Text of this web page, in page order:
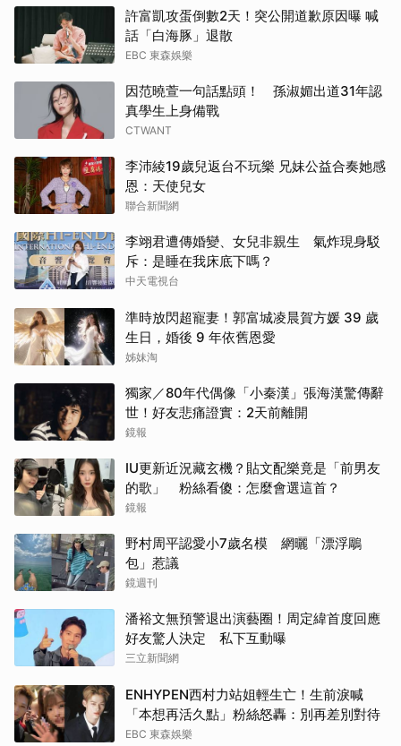
許富凱攻蛋倒數2天！突公開道歉原因曝 喊
話「白海豚」退散
EBC 東森娛樂
因范曉萱一句話點頭！ 孫淑媚出道31年認
真學生上身備戰
CTWANT
李沛綾19歲兒返台不玩樂 兄妹公益合奏她感
恩：天使兒女
聯合新聞網
李翊君遭傳婚變、女兒非親生 氣炸現身駁
斥：是睡在我床底下嗎？
中天電視台
準時放閃超寵妻！郭富城凌晨賀方媛 39 歲
生日，婚後 9 年依舊恩愛
姊妹淘
獨家／80年代偶像「小秦漢」張海漢驚傳辭
世！好友悲痛證實：2天前離開
鏡報
IU更新近況藏玄機？貼文配樂竟是「前男友
的歌」 粉絲看傻：怎麼會選這首？
鏡報
野村周平認愛小7歲名模 網曬「漂浮鵰
包」惹議
鏡週刊
潘裕文無預警退出演藝圈！周定緯首度回應
好友驚人決定 私下互動曝
三立新聞網
ENHYPEN西村力站姐輕生亡！生前淚喊
「本想再活久點」粉絲怒轟：別再差別對待
EBC 東森娛樂